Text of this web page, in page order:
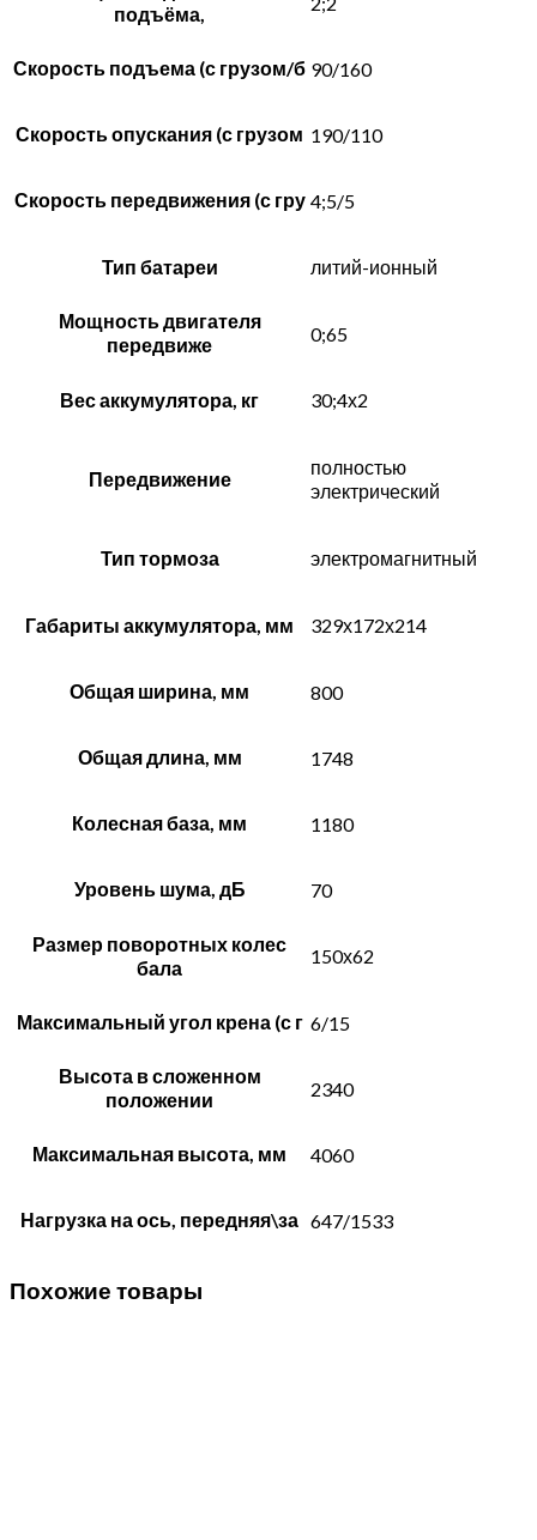
подъёма,
Скорость подъема (с грузом/б 90/160
Скорость опускания (с грузом 190/110
Скорость передвижения (с гру 4;5/5
Тип батареи литий-ионный
Мощность двигателя
передвиже
0;65
Вес аккумулятора, кг 30;4х2
Передвижение
полностью
электрический
Тип тормоза электромагнитный
Габариты аккумулятора, мм 329х172х214
Общая ширина, мм 800
Общая длина, мм 1748
Колесная база, мм 1180
Уровень шума, дБ 70
Размер поворотных колес
бала
150х62
Максимальный угол крена (с г 6/15
Высота в сложенном
положении
2340
Максимальная высота, мм 4060
Нагрузка на ось, передняя\за 647/1533
Похожие товары